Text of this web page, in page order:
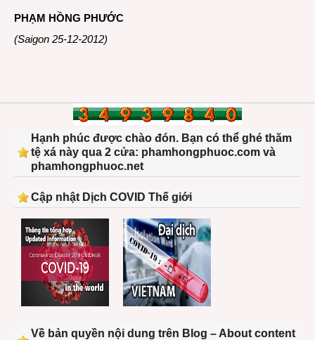
PHẠM HỒNG PHƯỚC
(Saigon 25-12-2012)
Hạnh phúc được chào đón. Bạn có thể ghé thăm
tệ xá này qua 2 cửa: phamhongphuoc.com và
phamhongphuoc.net
Cập nhật Dịch COVID Thế giới
Về bản quyền nội dung trên Blog – About content